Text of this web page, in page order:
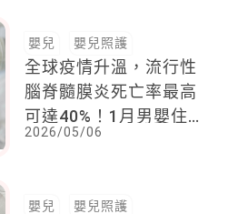
嬰兒 嬰兒照護
全球疫情升溫，流行性
腦脊髓膜炎死亡率最高
可達40%！1月男嬰住
進加護病房
2026/05/06
嬰兒 嬰兒照護